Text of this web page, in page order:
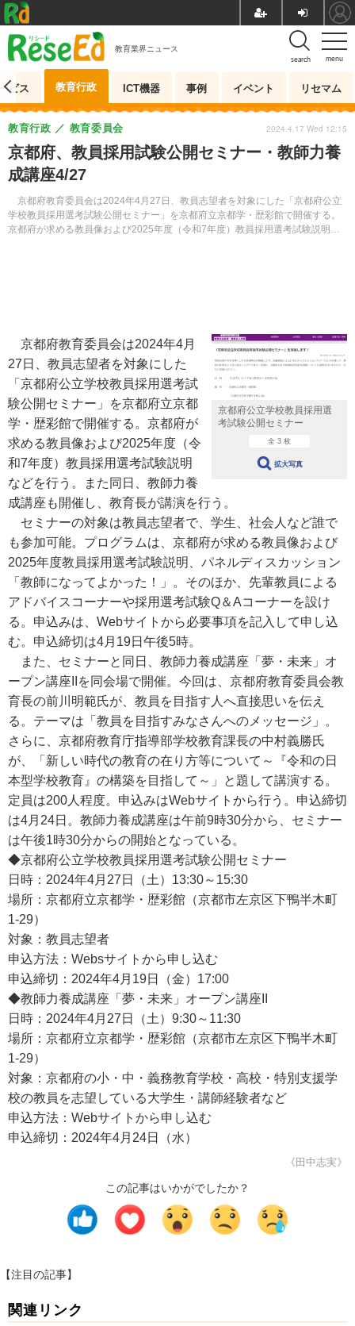
menu
search
教育業界ニュース
ビス 教育行政 ICT機器 事例 イベント リセマム
京都府、教員採用試験公開セミナー・教師力養
成講座4/27
京都府教育委員会は2024年4月27日、教員志望者を対象にした「京都府公立
学校教員採用選考試験公開セミナー」を京都府立京都学・歴彩館で開催する。
京都府が求める教員像および2025年度（令和7年度）教員採用選考試験説明な
教育行政 教育委員会 2024.4.17 Wed 12:15
京都府公立学校教員採用選
考試験公開セミナー
全 3 枚
拡大写真
京都府教育委員会は2024年4月
27日、教員志望者を対象にした
「京都府公立学校教員採用選考試
験公開セミナー」を京都府立京都
学・歴彩館で開催する。京都府が
求める教員像および2025年度（令
和7年度）教員採用選考試験説明
などを行う。また同日、教師力養
成講座も開催し、教育長が講演を行う。
セミナーの対象は教員志望者で、学生、社会人など誰で
も参加可能。プログラムは、京都府が求める教員像および
2025年度教員採用選考試験説明、パネルディスカッション
「教師になってよかった！」。そのほか、先輩教員による
アドバイスコーナーや採用選考試験Q＆Aコーナーを設け
る。申込みは、Webサイトから必要事項を記入して申し込
む。申込締切は4月19日午後5時。
また、セミナーと同日、教師力養成講座「夢・未来」オ
ープン講座IIを同会場で開催。今回は、京都府教育委員会教
育長の前川明範氏が、教員を目指す人へ直接思いを伝え
る。テーマは「教員を目指すみなさんへのメッセージ」。
さらに、京都府教育庁指導部学校教育課長の中村義勝氏
が、「新しい時代の教育の在り方等について～『令和の日
本型学校教育』の構築を目指して～」と題して講演する。
定員は200人程度。申込みはWebサイトから行う。申込締切
は4月24日。教師力養成講座は午前9時30分から、セミナー
は午後1時30分からの開始となっている。
◆京都府公立学校教員採用選考試験公開セミナー
日時：2024年4月27日（土）13:30～15:30
場所：京都府立京都学・歴彩館（京都市左京区下鴨半木町
1-29）
対象：教員志望者
申込方法：Websサイトから申し込む
申込締切：2024年4月19日（金）17:00
◆教師力養成講座「夢・未来」オープン講座II
日時：2024年4月27日（土）9:30～11:30
場所：京都府立京都学・歴彩館（京都市左京区下鴨半木町
1-29）
対象：京都府の小・中・義務教育学校・高校・特別支援学
校の教員を志望している大学生・講師経験者など
申込方法：Webサイトから申し込む
申込締切：2024年4月24日（水）
《田中志実》
この記事はいかがでしたか？
【注目の記事】
関連リンク